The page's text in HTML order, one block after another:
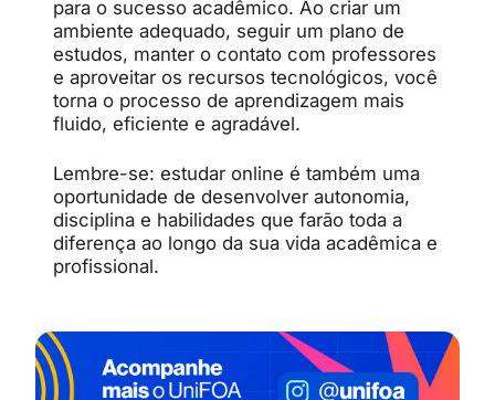
para o sucesso acadêmico. Ao criar um
ambiente adequado, seguir um plano de
estudos, manter o contato com professores
e aproveitar os recursos tecnológicos, você
torna o processo de aprendizagem mais
fluido, eficiente e agradável.
Lembre-se: estudar online é também uma
oportunidade de desenvolver autonomia,
disciplina e habilidades que farão toda a
diferença ao longo da sua vida acadêmica e
profissional.